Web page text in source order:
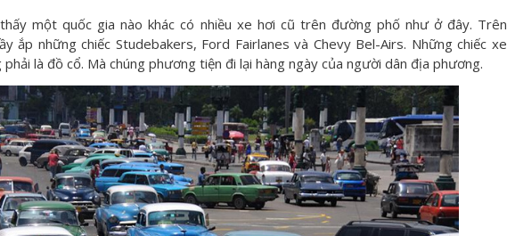
một quốc gia nào khác có nhiều xe hơi cũ trên đường phố như ở đây. Trên
ắp những chiếc Studebakers, Ford Fairlanes và Chevy Bel-Airs. Những chiếc xe
là đồ cổ. Mà chúng phương tiện đi lại hàng ngày của người dân địa phương.